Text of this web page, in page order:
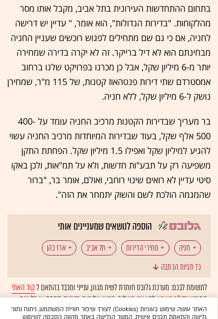
בתחום ההתחדשות העירונית בתל אביב, מקבל אותו מסר
מהלקוחות. "בדירות הגדולות", הוא אומר, " עדיין יש דרישה
לחניה, אם כי גם שם מתחילים לפגוש רוכשים שעניין החניה
מבחינתם הוא לא דיל ברייקר. זה לא יקרה בדירה שמחירה
יותר מ-6 מיליון שקל, אבל כן מכרנו בפרויקט שלנו ברחוב
אמסטרדם שתי דירות פנטהאוז קטנות, של 115 מ"ר, שמחירן
נושק ל-6 מיליון שקל, ללא חניה.
בר מעריך שבדירות הקטנות מרכיב החניה עומד על 400-
500 אלף שקל, בעוד שבדירות המיוחדות מרכיב החניה עשוי
להגיע למיליון שקל ואפילו 1.5 מיליון שקל. הפחתת התקן
משפיעה רק על תבע"ות חדשות, ולא על תמ"אות, ולכן באקו
סיטי עדיין לא רואים שינוי רוחבי, ואולם, אומר בר, "ברור
שהמגמה הולכת לשם והשוק יתמחר את הזה".
הוספה לנושאים שמעניינים אותי
חניה מחירי הדירות תל אביב ארז כהן
כל תגיות הכתבה
לתשומת לבכם: מערכת גלובס חותרת לשיח מגוון, ענייני ומכבד בהתאם לקוד האתי
המופיעבדו"ח האמוןלפיו אנו פועלים. ביטויי אלימות, גזענות, הסתה או כל שיח
בלתי הולם אחר מסוננים בצורהאוטומטיתולא יפורסמו באתר.
האתר עושה שימוש בעוגיות (Cookies) לצורך שיפור חוויית המשתמש, ניתוח נתוני
גלישה והתאמת תכנים אישית. המשך הגלישה באתר מהווה הסכמה לשימוש